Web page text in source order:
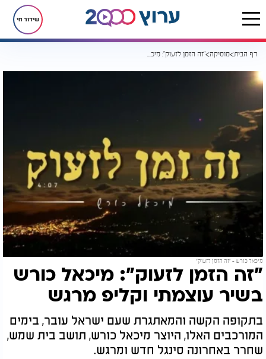
שידור חי
דף הבית מוסיקה "זה הזמן לזעוק": מיכאל כורש בשיר עוצמתי וקליפ מרגש
מיכאל כורש - "זה הזמן לזעוק"
"זה הזמן לזעוק": מיכאל כורש
בשיר עוצמתי וקליפ מרגש
בתקופה הקשה והמאתגרת שעם ישראל עובר, בימים
המורכבים האלו, היוצר מיכאל כורש, תושב בית שמש,
שחרר באחרונה סינגל חדש ומרגש.